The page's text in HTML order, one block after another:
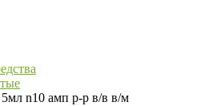
n10 амп р-р в/в в/м